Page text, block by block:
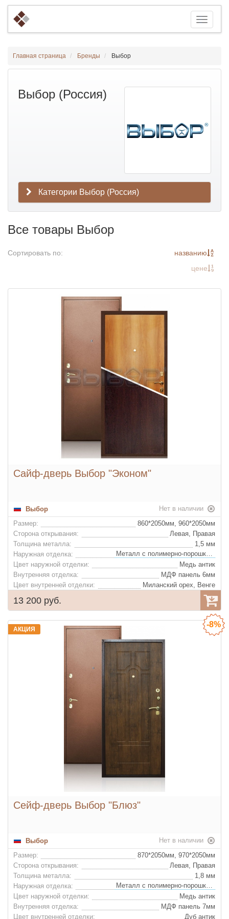
Главная страница Бренды Выбор
Выбор (Россия)
Категории Выбор (Россия)
Все товары Выбор
Сортировать по:
названию
цене
Сайф-дверь Выбор "Эконом"
Выбор
Нет в наличии
Размер:
860*2050мм, 960*2050мм
Сторона открывания:
Левая, Правая
Толщина металла:
1,5 мм
Наружная отделка:
Металл с полимерно-порошковым покрытием
Цвет наружной отделки:
Медь антик
Внутренняя отделка:
МДФ панель 6мм
Цвет внутренней отделки:
Миланский орех, Венге
Декор внутренней отделки:
Нет
Утеплитель:
Базальтовая плита "IZOL LIGHT"
Золото
Ночная задвижка:
Нет
Глазок:
Да
13 200 руб.
АКЦИЯ
-8%
Сейф-дверь Выбор "Блюз"
Выбор
Нет в наличии
Размер:
870*2050мм, 970*2050мм
Сторона открывания:
Левая, Правая
Толщина металла:
1,8 мм
Наружная отделка:
Металл с полимерно-порошковым покрытием
Цвет наружной отделки:
Медь антик
Внутренняя отделка:
МДФ панель 7мм
Цвет внутренней отделки:
Дуб антик